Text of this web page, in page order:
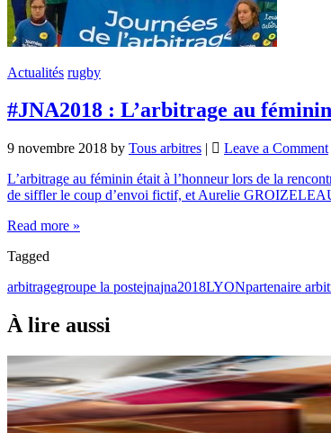
Actualités rugby
#JNA2018 : L’arbitrage au
9 novembre 2018 by Tous arbitres |
Leave a Comment
L’arbitrage au féminin était à l’honneur lors de la
de siffler le coup d’envoi fictif, et Aurelie
Read more »
Tagged
arbitragegroupe la postejnajna2018LYONpartenaire
À lire aussi